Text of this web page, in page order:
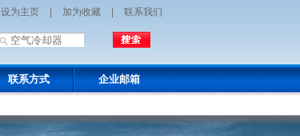
设为主页 加为收藏 联系我们
联系方式 企业邮箱